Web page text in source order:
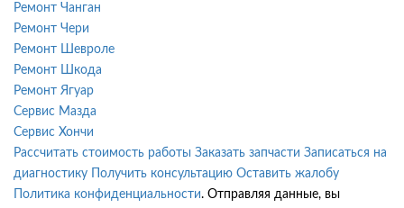
Ремонт Чанган
Ремонт Чери
Ремонт Шевроле
Ремонт Шкода
Ремонт Ягуар
Сервис Мазда
Сервис Хончи
Рассчитать стоимость работы Заказать запчасти Записаться на
диагностику
Получить консультацию Оставить жалобу
Политика конфиденциальности. Отправляя данные, вы